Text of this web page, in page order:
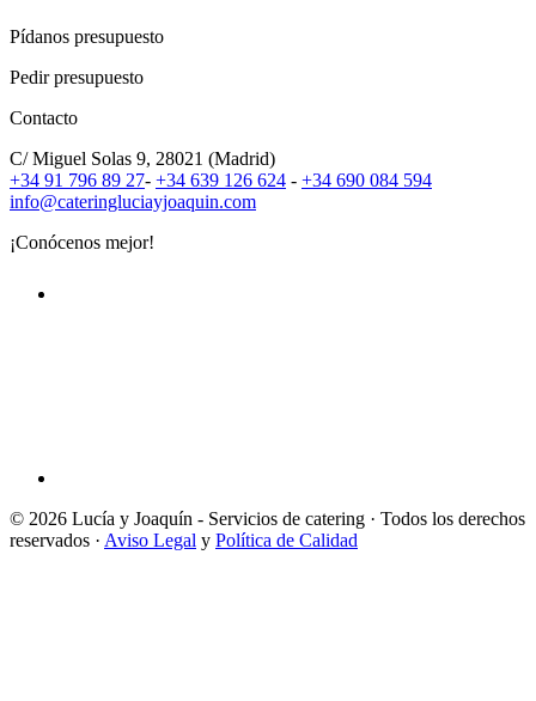
Pídanos presupuesto
Pedir presupuesto
Contacto
C/ Miguel Solas 9, 28021 (Madrid)
+34 91 796 89 27- +34 639 126 624 - +34 690 084 594
info@cateringluciayjoaquin.com
¡Conócenos mejor!
© 2026 Lucía y Joaquín - Servicios de catering · Todos los derechos
reservados · Aviso Legal y Política de Calidad